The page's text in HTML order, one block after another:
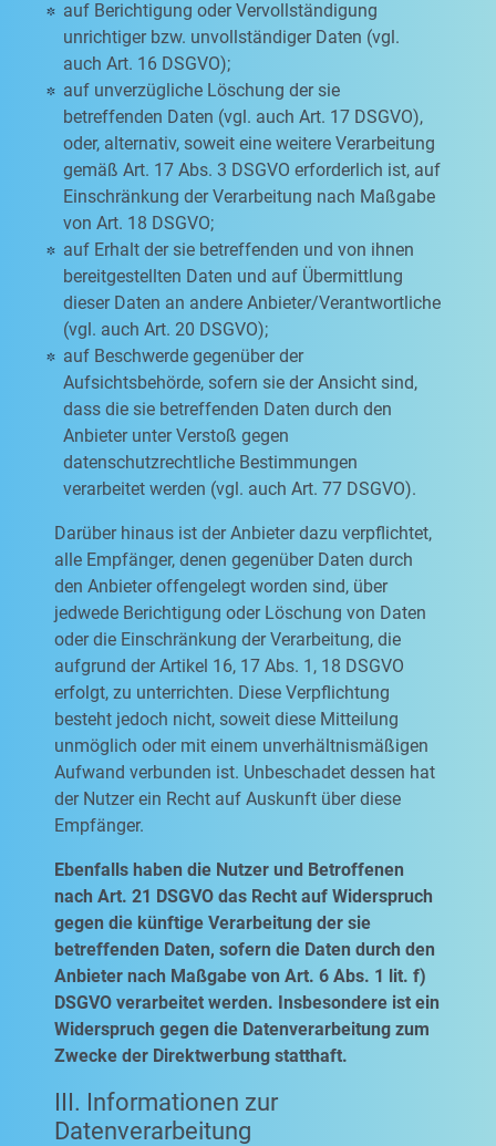
auf Berichtigung oder Vervollständigung
unrichtiger bzw. unvollständiger Daten (vgl.
auch Art. 16 DSGVO);
auf unverzügliche Löschung der sie
betreffenden Daten (vgl. auch Art. 17 DSGVO),
oder, alternativ, soweit eine weitere Verarbeitung
gemäß Art. 17 Abs. 3 DSGVO erforderlich ist, auf
Einschränkung der Verarbeitung nach Maßgabe
von Art. 18 DSGVO;
auf Erhalt der sie betreffenden und von ihnen
bereitgestellten Daten und auf Übermittlung
dieser Daten an andere Anbieter/Verantwortliche
(vgl. auch Art. 20 DSGVO);
auf Beschwerde gegenüber der
Aufsichtsbehörde, sofern sie der Ansicht sind,
dass die sie betreffenden Daten durch den
Anbieter unter Verstoß gegen
datenschutzrechtliche Bestimmungen
verarbeitet werden (vgl. auch Art. 77 DSGVO).
Darüber hinaus ist der Anbieter dazu verpflichtet,
alle Empfänger, denen gegenüber Daten durch
den Anbieter offengelegt worden sind, über
jedwede Berichtigung oder Löschung von Daten
oder die Einschränkung der Verarbeitung, die
aufgrund der Artikel 16, 17 Abs. 1, 18 DSGVO
erfolgt, zu unterrichten. Diese Verpflichtung
besteht jedoch nicht, soweit diese Mitteilung
unmöglich oder mit einem unverhältnismäßigen
Aufwand verbunden ist. Unbeschadet dessen hat
der Nutzer ein Recht auf Auskunft über diese
Empfänger.
Ebenfalls haben die Nutzer und Betroffenen
nach Art. 21 DSGVO das Recht auf Widerspruch
gegen die künftige Verarbeitung der sie
betreffenden Daten, sofern die Daten durch den
Anbieter nach Maßgabe von Art. 6 Abs. 1 lit. f)
DSGVO verarbeitet werden. Insbesondere ist ein
Widerspruch gegen die Datenverarbeitung zum
Zwecke der Direktwerbung statthaft.
III. Informationen zur
Datenverarbeitung